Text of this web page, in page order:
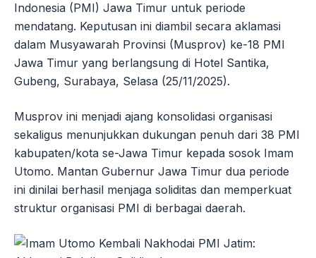
Indonesia (PMI) Jawa Timur untuk periode
mendatang. Keputusan ini diambil secara aklamasi
dalam Musyawarah Provinsi (Musprov) ke-18 PMI
Jawa Timur yang berlangsung di Hotel Santika,
Gubeng, Surabaya, Selasa (25/11/2025).
Musprov ini menjadi ajang konsolidasi organisasi
sekaligus menunjukkan dukungan penuh dari 38 PMI
kabupaten/kota se-Jawa Timur kepada sosok Imam
Utomo. Mantan Gubernur Jawa Timur dua periode
ini dinilai berhasil menjaga soliditas dan memperkuat
struktur organisasi PMI di berbagai daerah.